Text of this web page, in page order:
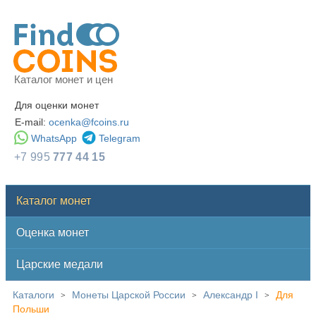
Каталог монет и цен
Для оценки монет
E-mail: ocenka@fcoins.ru
WhatsApp
Telegram
+7 995777 44 15
Каталог монет
Оценка монет
Царские медали
Каталоги > Монеты Царской России > Александр I >
Для
Польши